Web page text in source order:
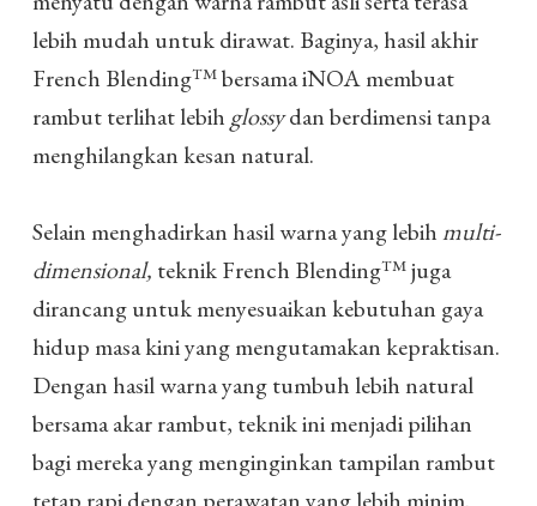
lebih mudah untuk dirawat. Baginya, hasil akhir
French Blending™ bersama iNOA membuat
rambut terlihat lebih glossydan berdimensi tanpa
menghilangkan kesan natural.
Selain menghadirkan hasil warna yang lebihmulti-
dimensional, teknik French Blending™ juga
dirancang untuk menyesuaikan kebutuhan gaya
hidup masa kini yang mengutamakan kepraktisan.
Dengan hasil warna yang tumbuh lebih natural
bersama akar rambut, teknik ini menjadi pilihan
bagi mereka yang menginginkan tampilan rambut
tetap rapi dengan perawatan yang lebih minim.